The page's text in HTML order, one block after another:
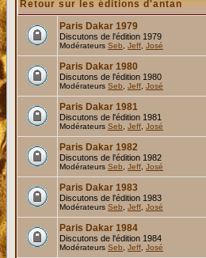
Retour sur les éditions d'antan
Paris Dakar 1979
Discutons de l'édition 1979
Modérateurs Seb Jeff José
Paris Dakar 1980
Discutons de l'édition 1980
Modérateurs Seb Jeff José
Paris Dakar 1981
Discutons de l'édition 1981
Modérateurs Seb Jeff José
Paris Dakar 1982
Discutons de l'édition 1982
Modérateurs Seb Jeff José
Paris Dakar 1983
Discutons de l'édition 1983
Modérateurs Seb Jeff José
Paris Dakar 1984
Discutons de l'édition 1984
Modérateurs Seb Jeff José